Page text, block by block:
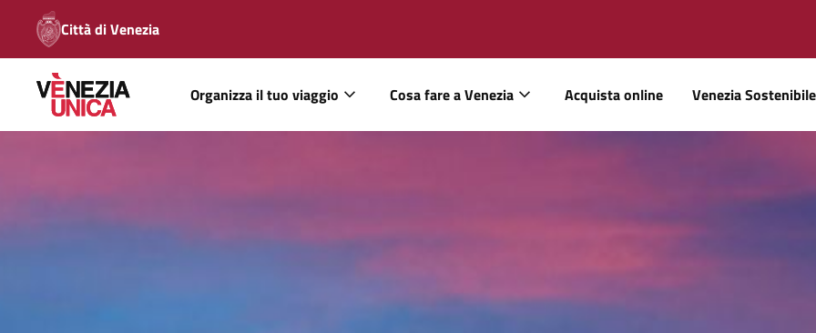
Città di Venezia
Organizza il tuo viaggio Cosa fare a Venezia Acquista online Venezia Sostenibile